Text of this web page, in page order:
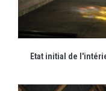
Etat initial de